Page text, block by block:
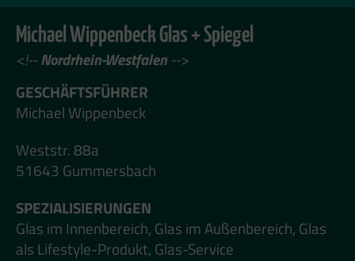
Michael Wippenbeck Glas + Spiegel
<!--Nordrhein-Westfalen -->
GESCHÄFTSFÜHRER
Michael Wippenbeck
Weststr. 88a
51643 Gummersbach
SPEZIALISIERUNGEN
Glas im Innenbereich, Glas im Außenbereich, Glas
als Lifestyle-Produkt, Glas-Service